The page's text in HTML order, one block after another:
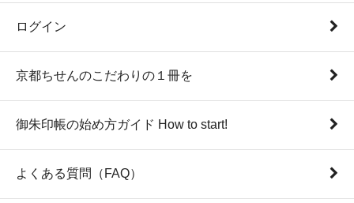
ログイン
京都ちせんのこだわりの１冊を
御朱印帳の始め方ガイド How to start!
よくある質問（FAQ）